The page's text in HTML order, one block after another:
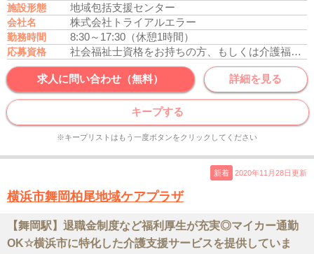
施設形態 地域包括支援センター
会社名 株式会社トライアルエラー
勤務時間 8:30～17:30（休憩1時間）
応募資格 社会福祉士資格をお持ちの方、もしくは介護福祉士資格をお持ちの方
求人に問い合わせ（無料） 詳細を見る
キープする
※キープリストはもう一度ボタンをクリックしてください
新着 2020年11月28日更新
横浜市舞岡柏尾地域ケアプラザ
【舞岡駅】退職金制度など福利厚生が充実◎マイカー通勤
OK☆横浜市に特化した介護支援サービスを提供していま